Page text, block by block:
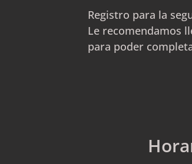
Registro para la
Le recomendamos
para poder